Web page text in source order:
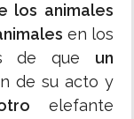
los animales
en los
de que un
de su acto y
elefante